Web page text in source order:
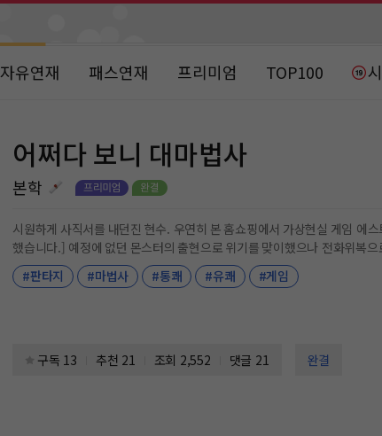
자유연재 패스연재 프리미엄 TOP100
어쩌다 보니 대마법사
본학
시원하게 사직서를 내던진 현수. 우연히 본 홈쇼핑에서 가상현실 게임 에스트로이드의 여행 상품
했습니다.] 예정에 없던 몬스터의 출현으로 위기를 맞이했으나 전화위복으로 히든 클래스를 얻게 된다. “이 게임 안 한다니까? 이거 완전 양아치 아니야.” [캐릭
터명이 양아치로 결정되었습니다.] 어쩌다 보니 대마법사가 된 양
#판타지
#마법사 #통쾌 #유쾌 #게임
구독 13 추천 21 조회 2,552 댓글 21 완결